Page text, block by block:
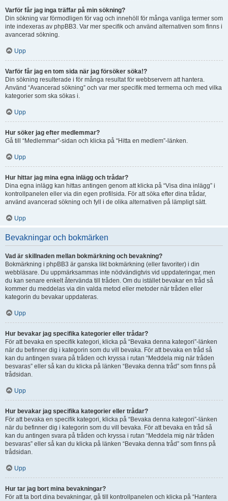
Varför får jag inga träffar på min sökning?
Din sökning var förmodligen för vag och innehöll för många vanliga termer som
inte indexeras av phpBB3. Var mer specifik och använd alternativen som finns i
avancerad sökning.
Upp
Varför får jag en tom sida när jag försöker söka!?
Din sökning resulterade i för många resultat för webbservern att hantera.
Använd “Avancerad sökning” och var mer specifik med termerna och med vilka
kategorier som ska sökas i.
Upp
Hur söker jag efter medlemmar?
Gå till “Medlemmar”-sidan och klicka på “Hitta en medlem”-länken.
Upp
Hur hittar jag mina egna inlägg och trådar?
Dina egna inlägg kan hittas antingen genom att klicka på “Visa dina inlägg” i
kontrollpanelen eller via din egen profilsida. För att söka efter dina trådar,
använd avancerad sökning och fyll i de olika alternativen på lämpligt sätt.
Upp
Bevakningar och bokmärken
Vad är skillnaden mellan bokmärkning och bevakning?
Bokmärkning i phpBB3 är ganska likt bokmärkning (eller favoriter) i din
webbläsare. Du uppmärksammas inte nödvändigtvis vid uppdateringar, men
du kan senare enkelt återvända till tråden. Om du istället bevakar en tråd så
kommer du meddelas via din valda metod eller metoder när tråden eller
kategorin du bevakar uppdateras.
Upp
Hur bevakar jag specifika kategorier eller trådar?
För att bevaka en specifik kategori, klicka på “Bevaka denna kategori”-länken
när du befinner dig i kategorin som du vill bevaka. För att bevaka en tråd så
kan du antingen svara på tråden och kryssa i rutan “Meddela mig när tråden
besvaras” eller så kan du klicka på länken “Bevaka denna tråd” som finns på
trådsidan.
Upp
Hur bevakar jag specifika kategorier eller trådar?
För att bevaka en specifik kategori, klicka på “Bevaka denna kategori”-länken
när du befinner dig i kategorin som du vill bevaka. För att bevaka en tråd så
kan du antingen svara på tråden och kryssa i rutan “Meddela mig när tråden
besvaras” eller så kan du klicka på länken “Bevaka denna tråd” som finns på
trådsidan.
Upp
Hur tar jag bort mina bevakningar?
För att ta bort dina bevakningar, gå till kontrollpanelen och klicka på “Hantera